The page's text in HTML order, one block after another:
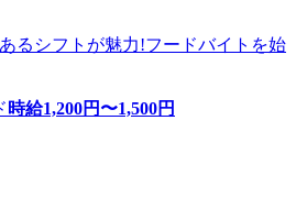
るシフトが魅力!フードバイトを始
時給1,200円〜1,500円